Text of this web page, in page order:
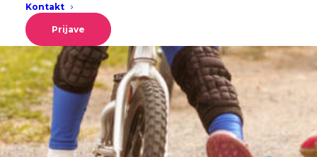
Kontakt
Prijave